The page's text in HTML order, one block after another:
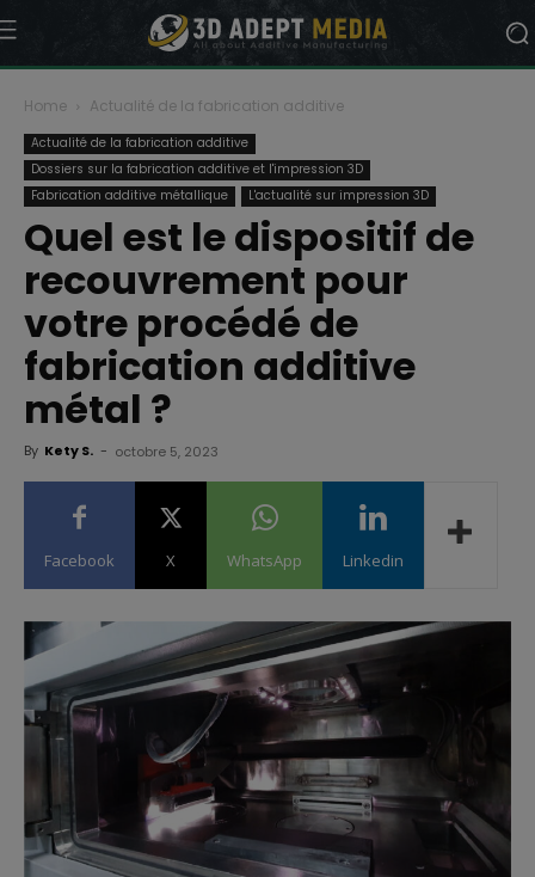
Home Actualité de la fabrication additive
Actualité de la fabrication additive
Dossiers sur la fabrication additive et l'impression 3D
Fabrication additive métallique
L'actualité sur impression 3D
Quel est le dispositif de
recouvrement pour
votre procédé de
fabrication additive
métal ?
By Kety S. - octobre 5, 2023
Facebook X WhatsApp Linkedin